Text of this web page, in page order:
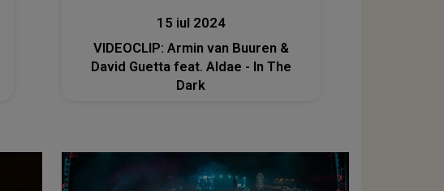
15 iul 2024
VIDEOCLIP: Armin van Buuren &
David Guetta feat. Aldae - In The
Dark